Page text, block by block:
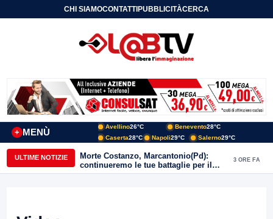
CHI SIAMOCONTATTIPUBBLICITÀCERCA
MENÙ
+
Avellino26°C Benevento28°C
Caserta28°C Napoli29°C Salerno29°C
ULTIME NOTIZIE
Morte Costanzo, Marcantonio(Pd):
continueremo le tue battaglie per il
Sannio
3 ORE FA